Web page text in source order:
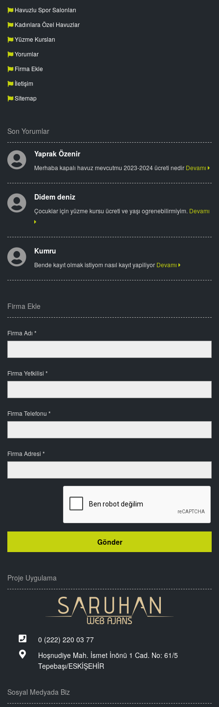
Havuzlu Spor Salonları
Kadınlara Özel Havuzlar
Yüzme Kursları
Yorumlar
Firma Ekle
İletişim
Sitemap
Son Yorumlar
Yaprak Özenir
Merhaba kapalı havuz mevcutmu 2023-2024 ücreti nedir Devamı
Didem deniz
Çocuklar için yüzme kursu ücreti ve yaşı ogrenebilirmiyim. Devamı
Kumru
Bende kayıt olmak istiyom nasıl kayıt yapiliyor Devamı
Firma Ekle
Firma Adı *
Firma Yetkilisi *
Firma Telefonu *
Firma Adresi *
Proje Uygulama
0 (222) 220 03 77
Hoşnudiye Mah. İsmet İnönü 1 Cad. No: 61/5
Tepebaşı/ESKİŞEHİR
Sosyal Medyada Biz